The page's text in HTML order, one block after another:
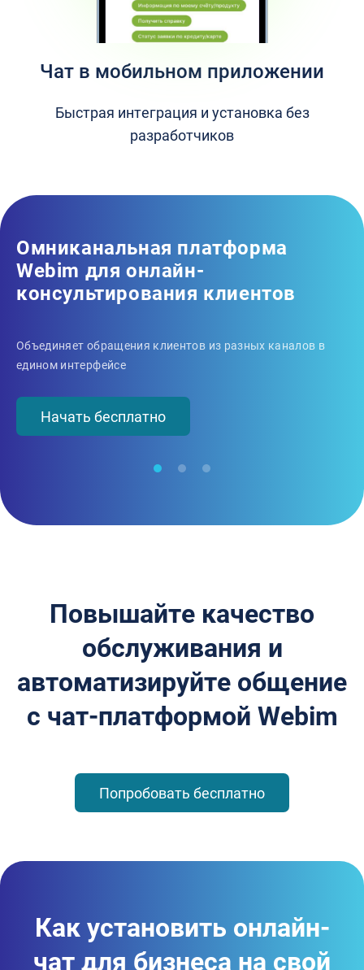
Чат в мобильном приложении
Быстрая интеграция и установка без
разработчиков
Омниканальная платформа
Webim для онлайн-
консультирования клиентов
Объединяет обращения клиентов из разных каналов в
едином интерфейсе
Начать бесплатно
Повышайте качество
обслуживания и
автоматизируйте общение
с чат-платформой Webim
Попробовать бесплатно
Как установить онлайн-
чат для бизнеса на свой